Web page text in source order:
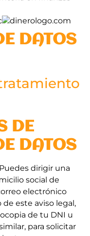
dinerologo.com
DATOS
DE
DATOS
Puedes dirigir una
social de
electrónico
este aviso legal,
de tu DNI u
para solicitar